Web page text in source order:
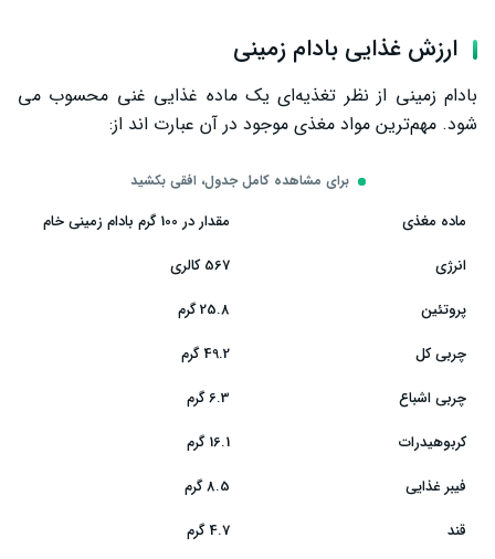
ارزش غذایی بادام زمینی
بادام زمینی از نظر تغذیه‌ای یک ماده غذایی غنی محسوب می
‌شود. مهم‌ترین مواد مغذی موجود در آن عبارت ‌اند از:
برای مشاهده کامل جدول، افقی بکشید
ماده مغذی
مقدار در 100 گرم بادام زمینی خام
انرژی
567 کالری
پروتئین
25.8 گرم
چربی کل
49.2 گرم
چربی اشباع
6.3 گرم
کربوهیدرات
16.1 گرم
فیبر غذایی
8.5 گرم
قند
4.7 گرم